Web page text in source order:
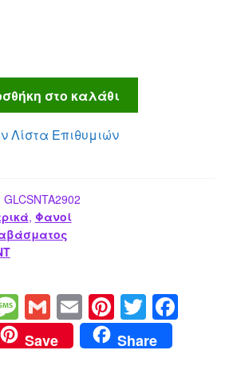
στο καλάθι
Λίστα Επιθυμιών
GLCSNTA2902
, Φανοί
M
e
ss
G
m
ail
E
m
ail
Pi
nt
er
T
wi
tt
F
Save Share